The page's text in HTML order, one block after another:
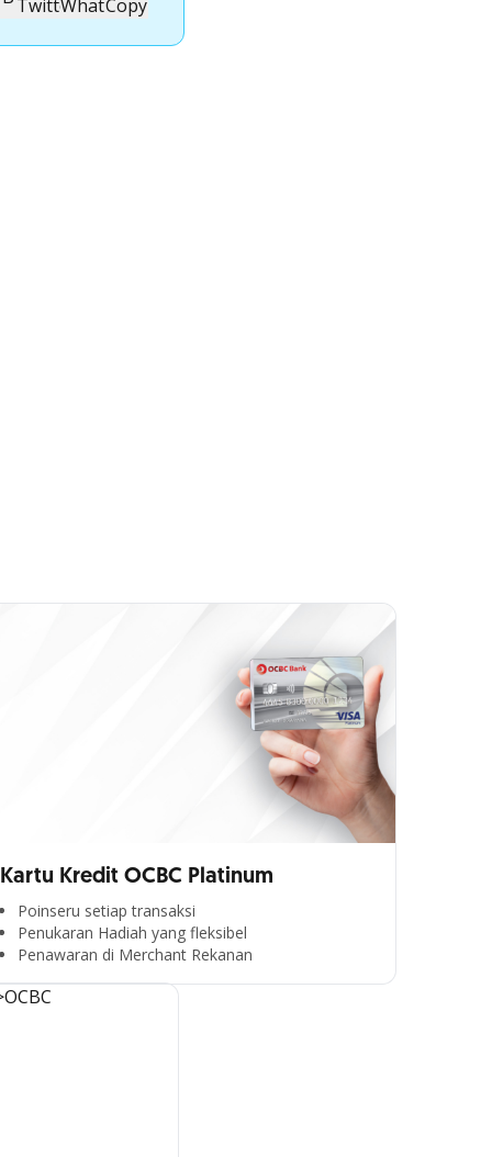
Kartu Kredit OCBC Platinum
Poinseru setiap transaksi
Penukaran Hadiah yang fleksibel
Penawaran di Merchant Rekanan